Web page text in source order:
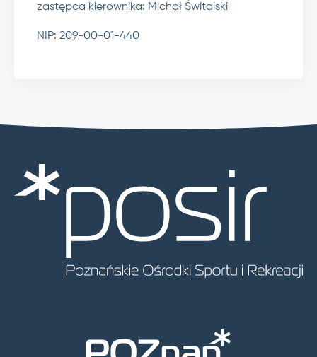
zastępca kierownika: Michał Świtalski
NIP: 209-00-01-440